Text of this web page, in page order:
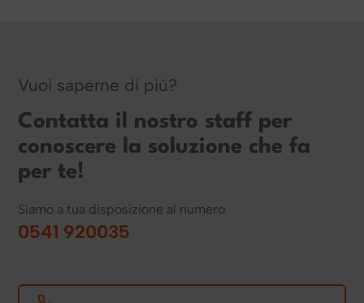
Vuoi saperne di più?
Contatta il nostro staff per
conoscere la soluzione che fa
per te!
Siamo a tua disposizione al numero
0541 920035